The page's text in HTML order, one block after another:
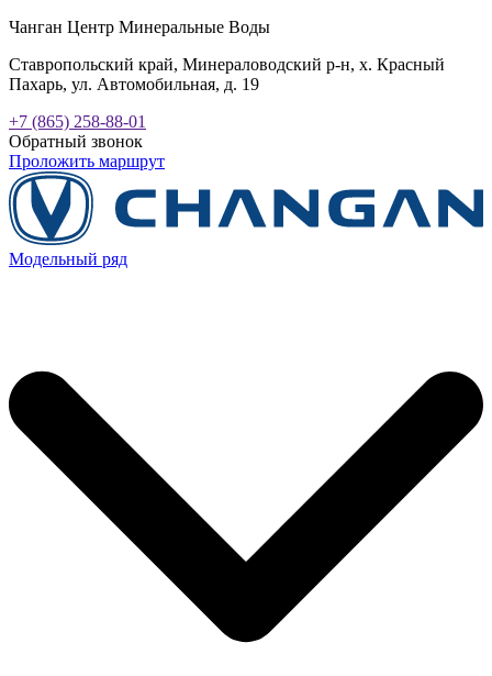
Чанган Центр Минеральные Воды
Ставропольский край, Минераловодский р-н, х. Красный
Пахарь, ул. Автомобильная, д. 19
+7 (865) 258-88-01
Обратный звонок
Проложить маршрут
Модельный ряд